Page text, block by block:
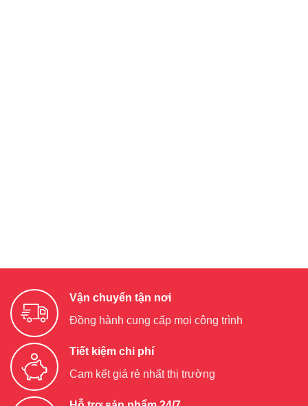
Vận chuyển tận nơi
Đồng hành cung cấp mọi công trình
Tiết kiệm chi phí
Cam kết giá rẻ nhất thị trường